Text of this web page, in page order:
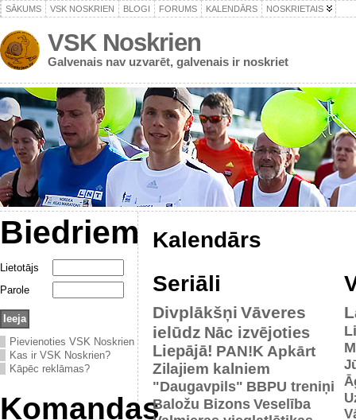
SĀKUMS VSK NOSKRIEN BLOGI FORUMS KALENDĀRS NOSKRIETAIS
VSK Noskrien
Galvenais nav uzvarēt, galvenais ir noskriet
Biedriem
Lietotājs
Parole
Pievienoties VSK Noskrien
Kas ir VSK Noskrien?
Kāpēc reklāmas?
Komandas
Kalendārs
Seriāli
Divplākšņi Vāveres
ielūdz Nāc izvējoties
Liepājā! PAN!K Apkārt
Zilajiem kalniem
"Daugavpils" BBPU treniņi
Baložu BizonsVeselība